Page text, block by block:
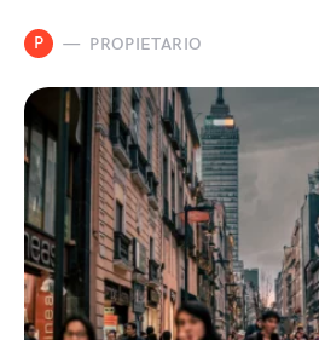
P PROPIETARIO